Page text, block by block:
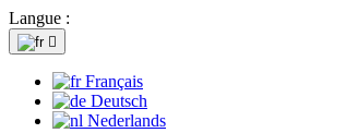
Langue :

Français
Deutsch
Nederlands